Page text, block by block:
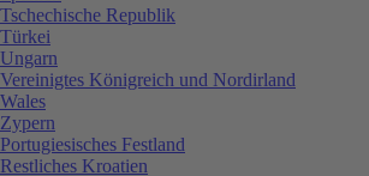
Tschechische Republik
Türkei
Ungarn
Vereinigtes Königreich und Nordirland
Wales
Zypern
Portugiesisches Festland
Restliches Kroatien